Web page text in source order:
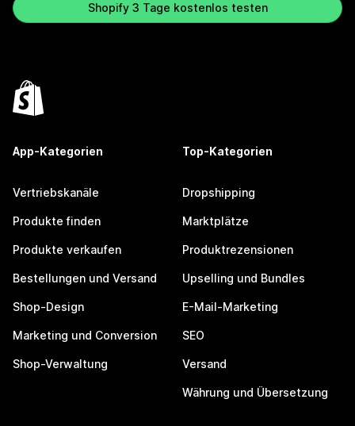
Shopify 3 Tage kostenlos testen
App-Kategorien
Vertriebskanäle
Produkte finden
Produkte verkaufen
Bestellungen und Versand
Shop-Design
Marketing und Conversion
Shop-Verwaltung
Top-Kategorien
Dropshipping
Marktplätze
Produktrezensionen
Upselling und Bundles
E-Mail-Marketing
SEO
Versand
Währung und Übersetzung